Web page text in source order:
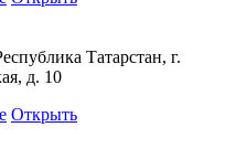
Татарстан, г.
д. 10
Открыть